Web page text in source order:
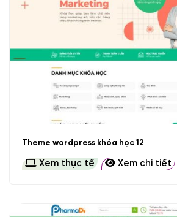
Theme wordpress khóa học 12
Xem thực tế Xem chi tiết